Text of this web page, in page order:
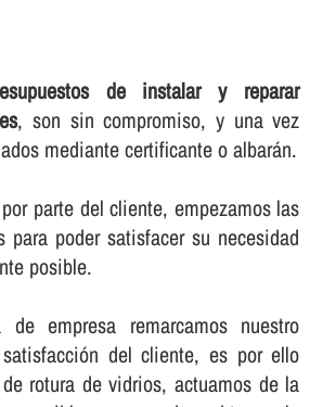
de instalar y reparar
, son sin compromiso, y una vez
mediante certificante o albarán.
parte del cliente, empezamos las
para poder satisfacer su necesidad
posible.
empresa remarcamos nuestro
del cliente, es por ello
rotura de vidrios, actuamos de la